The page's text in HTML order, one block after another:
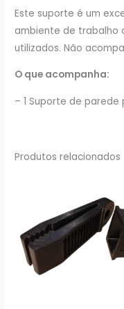
Este suporte é um
ambiente de trabalho
utilizados. Não
O que acompanha:
– 1 Suporte de
Produtos relacionados